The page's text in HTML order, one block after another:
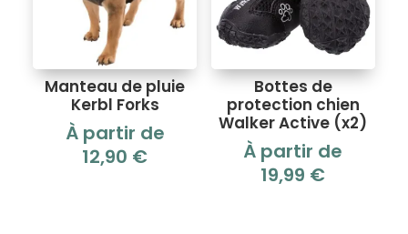
Manteau de pluie
Kerbl Forks
À partir de
12,90 €
Bottes de
protection chien
Walker Active (x2)
À partir de
19,99 €